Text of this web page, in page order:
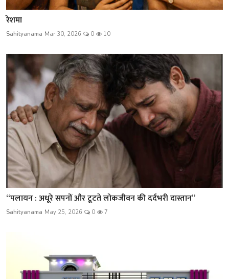
रेशमा
Sahityanama Mar 30, 2026 0 10
“पलायन : अधूरे सपनों और टूटते लोकजीवन की दर्दभरी दास्तान”
Sahityanama May 25, 2026 0 7